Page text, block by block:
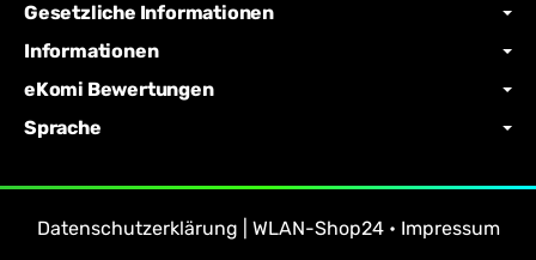
Gesetzliche Informationen
Informationen
eKomi Bewertungen
Sprache
Datenschutzerklärung | WLAN-Shop24 • Impressum